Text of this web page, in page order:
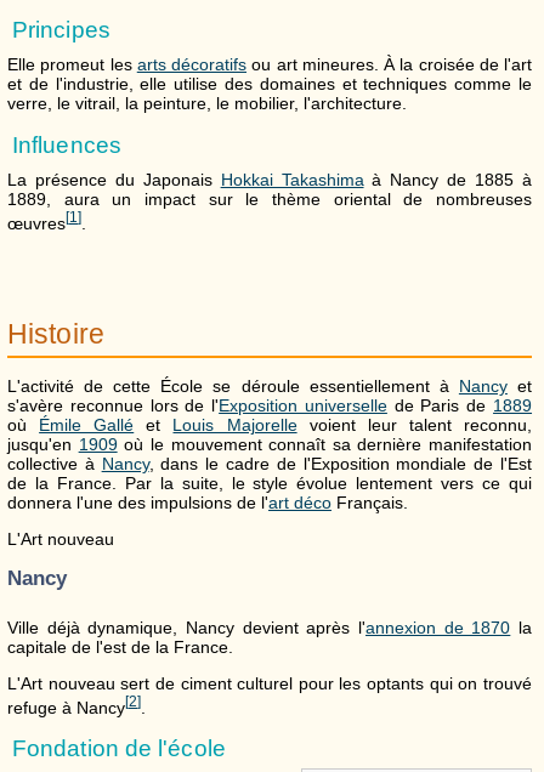
Principes
Elle promeut les arts décoratifs ou art mineures. À la croisée de l'art
et de l'industrie, elle utilise des domaines et techniques comme le
verre, le vitrail, la peinture, le mobilier, l'architecture.
Influences
La présence du Japonais Hokkai Takashima à Nancy de 1885 à
1889, aura un impact sur le thème oriental de nombreuses
œuvres[1 ]
Histoire
L'activité de cette École se déroule essentiellement à Nancyet
s'avère reconnue lors de l'Exposition universellede Paris de 1889
où Émile Gallé et Louis Majorellevoient leur talent reconnu,
jusqu'en 1909où le mouvement connaît sa dernière manifestation
collective à Nancy, dans le cadre de l'Exposition mondiale de l'Est
de la France. Par la suite, le style évolue lentement vers ce qui
donnera l'une des impulsions de l'art déco Français.
L'Art nouveau
Nancy
Ville déjà dynamique, Nancy devient après l'annexion de 1870 la
capitale de l'est de la France.
L'Art nouveau sert de ciment culturel pour les optants qui on trouvé
refuge à Nancy[2]
Fondation de l'école